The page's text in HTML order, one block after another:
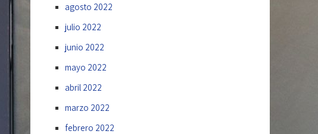
agosto 2022
julio 2022
junio 2022
mayo 2022
abril 2022
marzo 2022
febrero 2022